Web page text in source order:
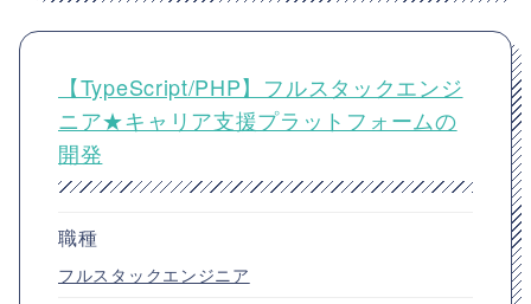
【TypeScript/PHP】フルスタックエンジ
ニア★キャリア支援プラットフォームの
開発
職種
フルスタックエンジニア